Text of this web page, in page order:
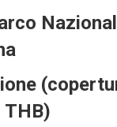
THB)